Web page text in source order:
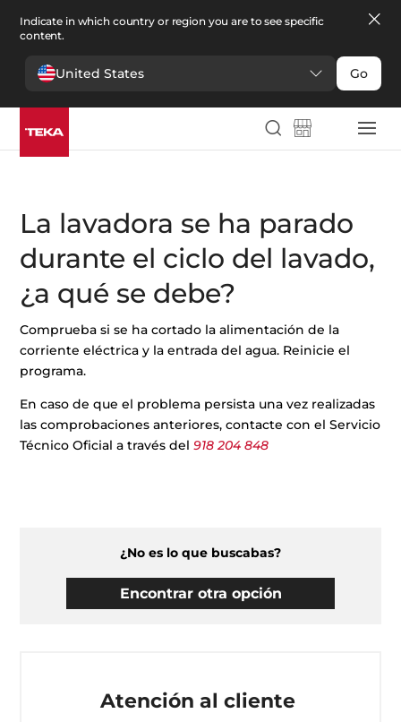
Indicate in which country or region you are to see specific
content.
United States Go
lavadora se ha parado durante el ciclo del lavado, ¿a qué se debe?
La lavadora se ha parado
durante el ciclo del lavado,
¿a qué se debe?
Comprueba si se ha cortado la alimentación de la
corriente eléctrica y la entrada del agua. Reinicie el
programa.
En caso de que el problema persista una vez realizadas
las comprobaciones anteriores, contacte con el Servicio
Técnico Oficial a través del918 204 848
¿No es lo que buscabas?
Encontrar otra opción
Atención al cliente